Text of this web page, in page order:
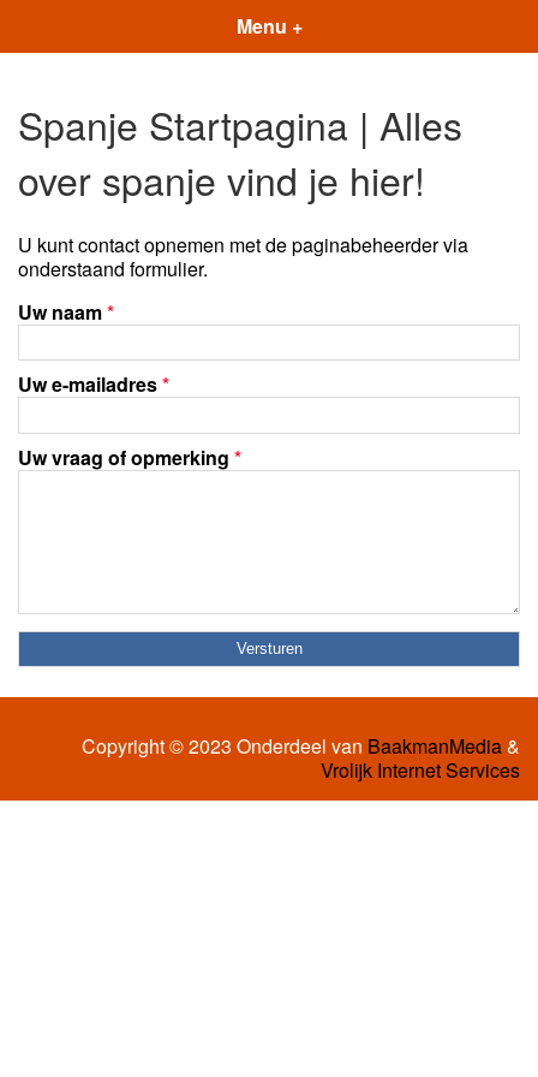
Menu +
Spanje Startpagina | Alles
over spanje vind je hier!
U kunt contact opnemen met de paginabeheerder via
onderstaand formulier.
Uw naam*
Uw e-mailadres*
Uw vraag of opmerking *
Copyright © 2023 Onderdeel van BaakmanMedia&
Vrolijk Internet Services